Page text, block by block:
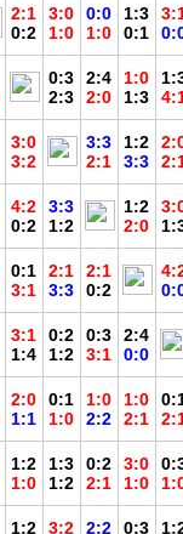
2:1
0:2
3:0
1:0
0:0
1:0
1:3
0:1
0:3
2:3
2:4
2:0
1:0
1:3
3:0
3:2
3:3
2:1
1:2
3:3
4:2
0:2
3:3
1:2
1:2
2:0
0:1
3:1
2:1
3:3
2:1
0:2
3:1
1:4
0:2
1:2
0:3
3:1
2:4
0:0
2:0
1:1
0:1
1:0
1:0
2:2
1:0
2:1
1:2
1:0
1:3
1:2
0:2
2:1
3:0
1:0
1:2
3:2
2:2
0:3